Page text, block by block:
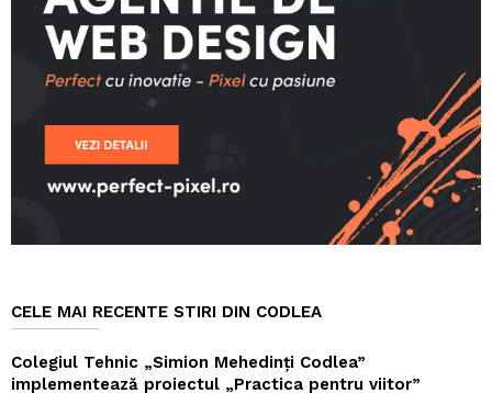
CELE MAI RECENTE STIRI DIN CODLEA
Colegiul Tehnic „Simion Mehedinți Codlea”
implementează proiectul „Practica pentru viitor”